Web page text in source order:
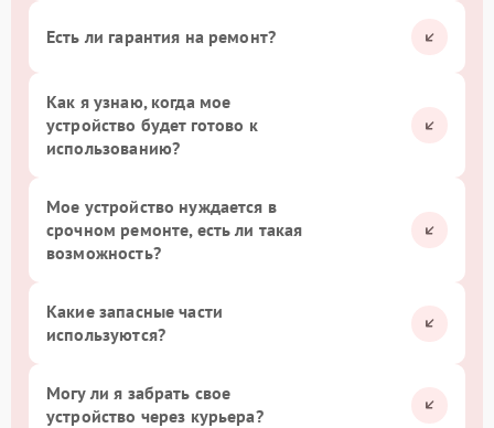
Есть ли гарантия на ремонт?
Как я узнаю, когда мое
устройство будет готово к
использованию?
Мое устройство нуждается в
срочном ремонте, есть ли такая
возможность?
Какие запасные части
используются?
Могу ли я забрать свое
устройство через курьера?